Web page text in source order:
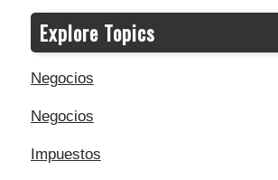
Explore Topics
Negocios
Negocios
Impuestos